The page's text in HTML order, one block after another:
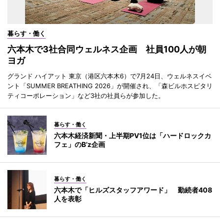
暮らす・働く
六本木で3社合同ウェルネス企画 社員100人が朝
ヨガ
グランド ハイアット 東京（港区六本木6）で7月24日、ウェルネスイベ
ント「SUMMER BREATHING 2026」が開催され、「森ビルホスピタリ
ティコーポレーション」など3社の社員らが参加した。
暮らす・働く
六本木経済新聞・上半期PV1位は「ハードロックカ
フェ」のB’z企画
暮らす・働く
六本木で「ヒルズスタッフアワード」 勤続者408
人を表彰